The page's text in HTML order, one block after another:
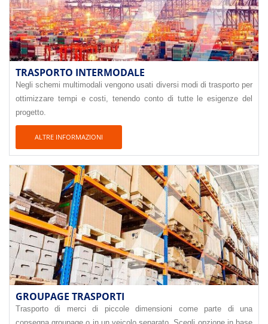
TRASPORTO INTERMODALE
Negli schemi multimodali vengono usati diversi modi di trasporto per
ottimizzare tempi e costi, tenendo conto di tutte le esigenze del
progetto.
ALTRE INFORMAZIONI
GROUPAGE TRASPORTI
Trasporto di merci di piccole dimensioni come parte di una